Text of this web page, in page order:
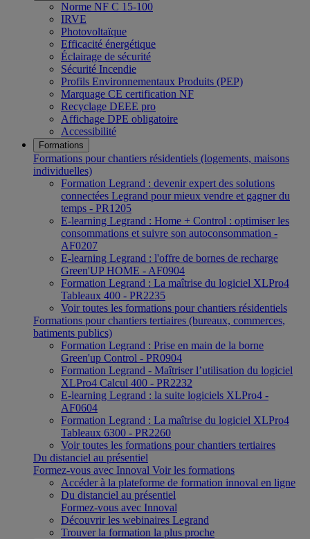
Norme NF C 15-100
IRVE
Photovoltaïque
Efficacité énergétique
Éclairage de sécurité
Sécurité Incendie
Profils Environnementaux Produits (PEP)
Marquage CE certification NF
Recyclage DEEE pro
Affichage DPE obligatoire
Accessibilité
Formations
Formations pour chantiers résidentiels (logements, maisons
individuelles)
Formation Legrand : devenir expert des solutions
connectées Legrand pour mieux vendre et gagner du
temps - PR1205
E-learning Legrand : Home + Control : optimiser les
consommations et suivre son autoconsommation -
AF0207
E-learning Legrand : l'offre de bornes de recharge
Green'UP HOME - AF0904
Formation Legrand : La maîtrise du logiciel XLPro4
Tableaux 400 - PR2235
Voir toutes les formations pour chantiers résidentiels
Formations pour chantiers tertiaires (bureaux, commerces,
batiments publics)
Formation Legrand : Prise en main de la borne
Green'up Control - PR0904
Formation Legrand - Maîtriser l’utilisation du logiciel
XLPro4 Calcul 400 - PR2232
E-learning Legrand : la suite logiciels XLPro4 -
AF0604
Formation Legrand : La maîtrise du logiciel XLPro4
Tableaux 6300 - PR2260
Voir toutes les formations pour chantiers tertiaires
Du distanciel au présentiel
Formez-vous avec Innoval Voir les formations
Accéder à la plateforme de formation innoval en ligne
Du distanciel au présentiel
Formez-vous avec Innoval
Découvrir les webinaires Legrand
Trouver la formation la plus proche